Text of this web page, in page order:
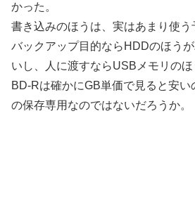
かった。
書き込みのほうは、実はあまり使う
バックアップ目的ならHDDのほう
いし、人に渡すならUSBメモリのほ
BD-Rは確かにGB単価で見ると安
の保存専用なのではないだろうか。